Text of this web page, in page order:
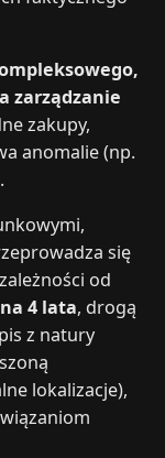
zarządzanie
zakupy,
anomalie (np.
się
od
4 lata, drogą
z natury
lokalizacje),